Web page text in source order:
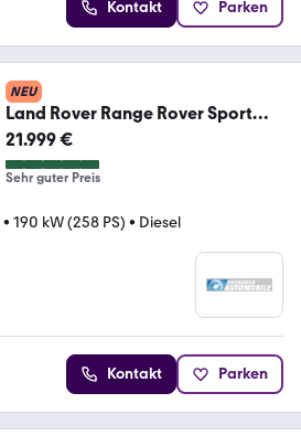
Kontakt Parken
NEU
Land Rover Range Rover Sport
HSE
21.999 €
Sehr guter Preis
• 190 kW (258 PS) • Diesel
Kontakt Parken